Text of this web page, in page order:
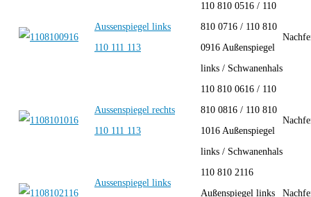
Aussenspiegel links
110 111 113
110 810 0516 / 110
810 0716 / 110 810
0916 Außenspiegel
links / Schwanenhals
Aussenspiegel rechts
110 111 113
110 810 0616 / 110
810 0816 / 110 810
1016 Außenspiegel
links / Schwanenhals
Aussenspiegel links
110 810 2116
Außenspiegel links